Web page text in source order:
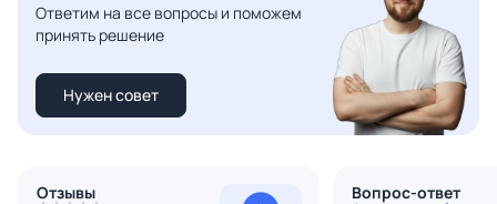
Ответим на все вопросы и поможем
принять решение
Нужен совет
Отзывы Вопрос-ответ